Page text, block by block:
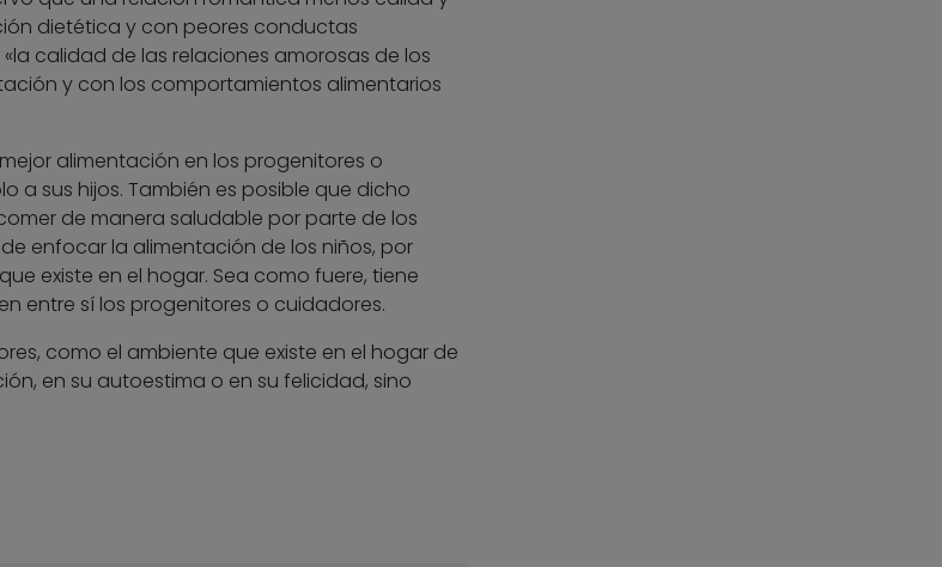
dietética y con peores conductas
calidad de las relaciones amorosas de los
y con los comportamientos alimentarios
alimentación en los progenitores o
a sus hijos. También es posible que dicho
de manera saludable por parte de los
enfocar la alimentación de los niños, por
existe en el hogar. Sea como fuere, tiene
entre sí los progenitores o cuidadores.
como el ambiente que existe en el hogar de
en su autoestima o en su felicidad, sino